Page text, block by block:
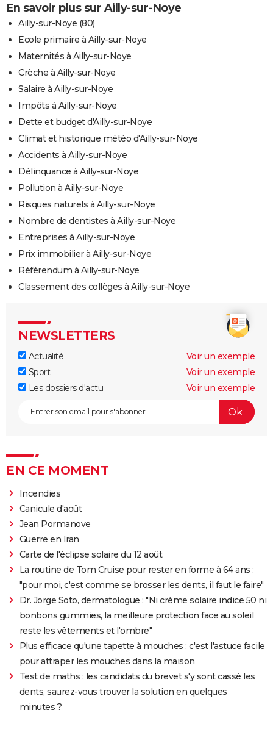
En savoir plus sur Ailly-sur-Noye
Ailly-sur-Noye (80)
Ecole primaire à Ailly-sur-Noye
Maternités à Ailly-sur-Noye
Crèche à Ailly-sur-Noye
Salaire à Ailly-sur-Noye
Impôts à Ailly-sur-Noye
Dette et budget d'Ailly-sur-Noye
Climat et historique météo d'Ailly-sur-Noye
Accidents à Ailly-sur-Noye
Délinquance à Ailly-sur-Noye
Pollution à Ailly-sur-Noye
Risques naturels à Ailly-sur-Noye
Nombre de dentistes à Ailly-sur-Noye
Entreprises à Ailly-sur-Noye
Prix immobilier à Ailly-sur-Noye
Référendum à Ailly-sur-Noye
Classement des collèges à Ailly-sur-Noye
NEWSLETTERS
Actualité
Voir un exemple
Sport
Voir un exemple
Les dossiers d'actu
Voir un exemple
EN CE MOMENT
Incendies
Canicule d'août
Jean Pormanove
Guerre en Iran
Carte de l'éclipse solaire du 12 août
La routine de Tom Cruise pour rester en forme à 64 ans :
"pour moi, c'est comme se brosser les dents, il faut le faire"
Dr. Jorge Soto, dermatologue : "Ni crème solaire indice 50 ni
bonbons gummies, la meilleure protection face au soleil
reste les vêtements et l'ombre"
Plus efficace qu'une tapette à mouches : c'est l'astuce facile
pour attraper les mouches dans la maison
Test de maths : les candidats du brevet s'y sont cassé les
dents, saurez-vous trouver la solution en quelques
minutes ?